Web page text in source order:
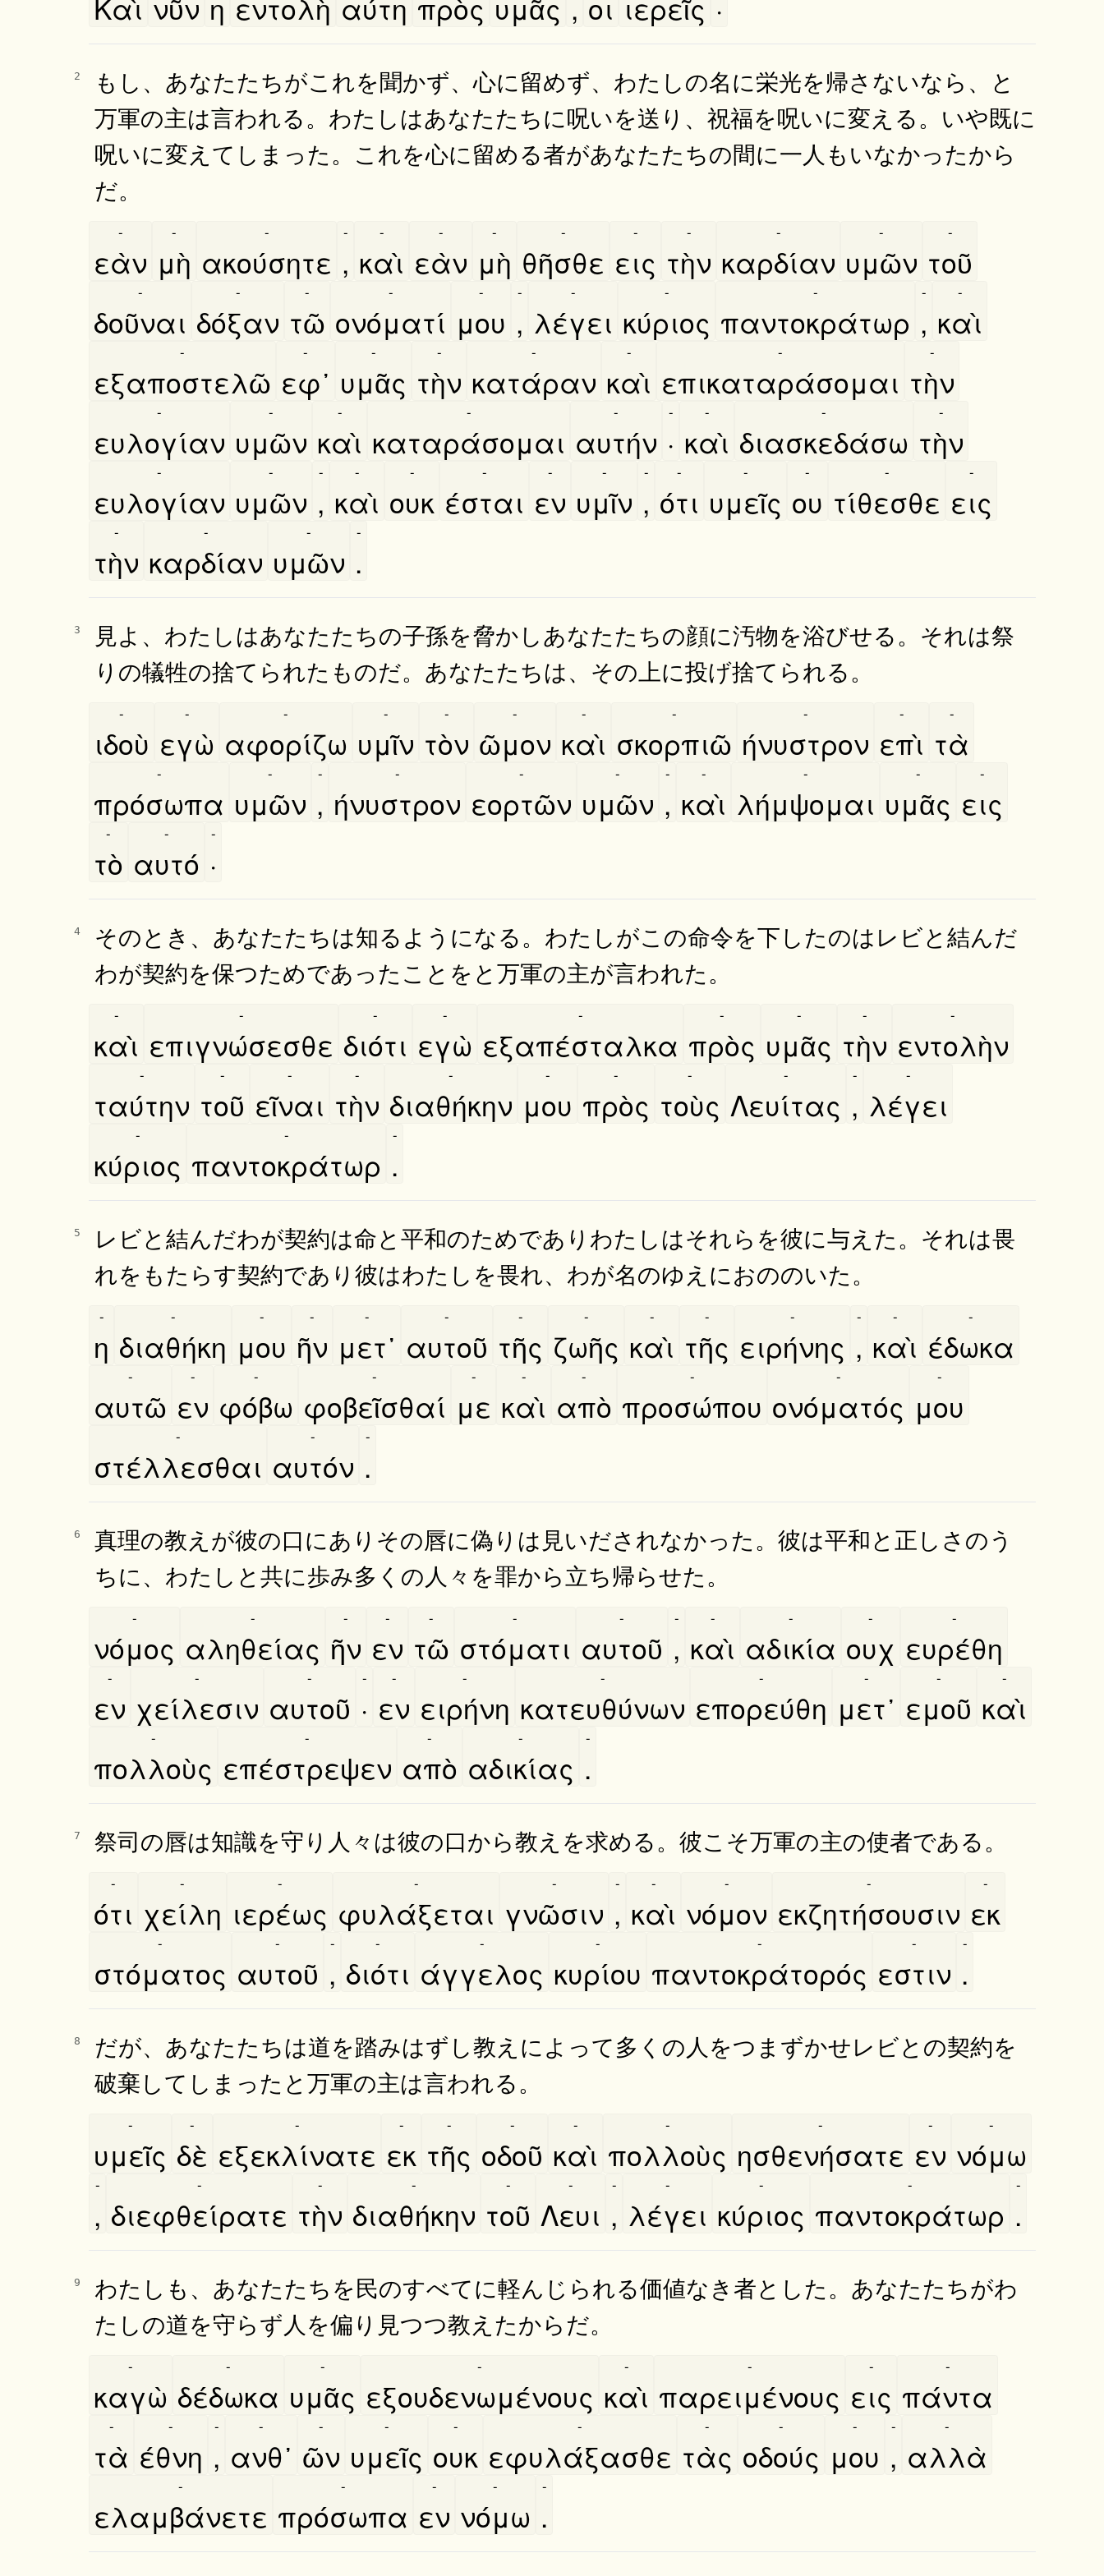
2
もし、あなたたちがこれを聞かず、心に留めず、わたしの名に栄光を帰さないなら、と
万軍の主は言われる。わたしはあなたたちに呪いを送り、祝福を呪いに変える。いや既に
呪いに変えてしまった。これを心に留める者があなたたちの間に一人もいなかったから
だ。
εὰν
-
μὴ
-
ακούσητε
-
,
-
καὶ
-
εὰν
-
μὴ
-
θῆσθε
-
εις
-
τὴν
-
καρδίαν
-
υμῶν
-
τοῦ
-
δοῦναι
-
δόξαν
-
τῶ
-
ονόματί
-
μου
-
,
-
λέγει
-
κύριος
-
παντοκράτωρ
-
,
-
καὶ
-
εξαποστελῶ
-
εφ᾿
-
υμᾶς
-
τὴν
-
κατάραν
-
καὶ
-
επικαταράσομαι
-
τὴν
-
ευλογίαν
-
υμῶν
-
καὶ
-
καταράσομαι
-
αυτήν
-
·
-
καὶ
-
διασκεδάσω
-
τὴν
-
ευλογίαν
-
υμῶν
-
,
-
καὶ
-
ουκ
-
έσται
-
εν
-
υμῖν
-
,
-
ότι
-
υμεῖς
-
ου
-
τίθεσθε
-
εις
-
τὴν
-
καρδίαν
-
υμῶν
-
.
-
3
見よ、わたしはあなたたちの子孫を脅かしあなたたちの顔に汚物を浴びせる。それは祭
りの犠牲の捨てられたものだ。あなたたちは、その上に投げ捨てられる。
ιδοὺ
-
εγὼ
-
αφορίζω
-
υμῖν
-
τὸν
-
ῶμον
-
καὶ
-
σκορπιῶ
-
ήνυστρον
-
επὶ
-
τὰ
-
πρόσωπα
-
υμῶν
-
,
-
ήνυστρον
-
εορτῶν
-
υμῶν
-
,
-
καὶ
-
λήμψομαι
-
υμᾶς
-
εις
-
τὸ
-
αυτό
-
·
-
4
そのとき、あなたたちは知るようになる。わたしがこの命令を下したのはレビと結んだ
わが契約を保つためであったことをと万軍の主が言われた。
καὶ
-
επιγνώσεσθε
-
διότι
-
εγὼ
-
εξαπέσταλκα
-
πρὸς
-
υμᾶς
-
τὴν
-
εντολὴν
-
ταύτην
-
τοῦ
-
εῖναι
-
τὴν
-
διαθήκην
-
μου
-
πρὸς
-
τοὺς
-
Λευίτας
-
,
-
λέγει
-
κύριος
-
παντοκράτωρ
-
.
-
5
レビと結んだわが契約は命と平和のためでありわたしはそれらを彼に与えた。それは畏
れをもたらす契約であり彼はわたしを畏れ、わが名のゆえにおののいた。
η
-
διαθήκη
-
μου
-
ῆν
-
μετ᾿
-
αυτοῦ
-
τῆς
-
ζωῆς
-
καὶ
-
τῆς
-
ειρήνης
-
,
-
καὶ
-
έδωκα
-
αυτῶ
-
εν
-
φόβω
-
φοβεῖσθαί
-
με
-
καὶ
-
απὸ
-
προσώπου
-
ονόματός
-
μου
-
στέλλεσθαι
-
αυτόν
-
.
-
6
真理の教えが彼の口にありその唇に偽りは見いだされなかった。彼は平和と正しさのう
ちに、わたしと共に歩み多くの人々を罪から立ち帰らせた。
νόμος
-
αληθείας
-
ῆν
-
εν
-
τῶ
-
στόματι
-
αυτοῦ
-
,
-
καὶ
-
αδικία
-
ουχ
-
ευρέθη
-
εν
-
χείλεσιν
-
αυτοῦ
-
·
-
εν
-
ειρήνη
-
κατευθύνων
-
επορεύθη
-
μετ᾿
-
εμοῦ
-
καὶ
-
πολλοὺς
-
επέστρεψεν
-
απὸ
-
αδικίας
-
.
-
7 祭司の唇は知識を守り人々は彼の口から教えを求める。彼こそ万軍の主の使者である。
ότι
-
χείλη
-
ιερέως
-
φυλάξεται
-
γνῶσιν
-
,
-
καὶ
-
νόμον
-
εκζητήσουσιν
-
εκ
-
στόματος
-
αυτοῦ
-
,
-
διότι
-
άγγελος
-
κυρίου
-
παντοκράτορός
-
εστιν
-
.
-
8
だが、あなたたちは道を踏みはずし教えによって多くの人をつまずかせレビとの契約を
破棄してしまったと万軍の主は言われる。
υμεῖς
-
δὲ
-
εξεκλίνατε
-
εκ
-
τῆς
-
οδοῦ
-
καὶ
-
πολλοὺς
-
ησθενήσατε
-
εν
-
νόμω
-
,
-
διεφθείρατε
-
τὴν
-
διαθήκην
-
τοῦ
-
Λευι
-
,
-
λέγει
-
κύριος
-
παντοκράτωρ
-
.
-
9
わたしも、あなたたちを民のすべてに軽んじられる価値なき者とした。あなたたちがわ
たしの道を守らず人を偏り見つつ教えたからだ。
καγὼ
-
δέδωκα
-
υμᾶς
-
εξουδενωμένους
-
καὶ
-
παρειμένους
-
εις
-
πάντα
-
τὰ
-
έθνη
-
,
-
ανθ᾿
-
ῶν
-
υμεῖς
-
ουκ
-
εφυλάξασθε
-
τὰς
-
οδούς
-
μου
-
,
-
αλλὰ
-
ελαμβάνετε
-
πρόσωπα
-
εν
-
νόμω
-
.
-